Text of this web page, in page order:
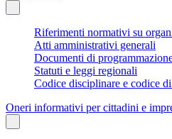
Riferimenti normativi su
Atti amministrativi generali
Documenti di
Statuti e leggi regionali
Codice disciplinare e codice
Oneri informativi per cittadini e